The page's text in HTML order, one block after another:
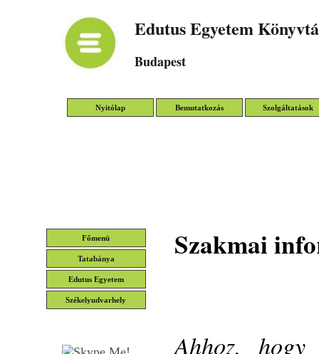
Edutus Egyetem
Budapest
Nyitólap Bemutatkozás Szolgáltatások
Főmenü
Tatabánya
Edutus Egyetem
Székelyudvarhely
Szakmai
Ahhoz,